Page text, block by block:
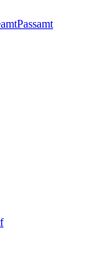
Passamt